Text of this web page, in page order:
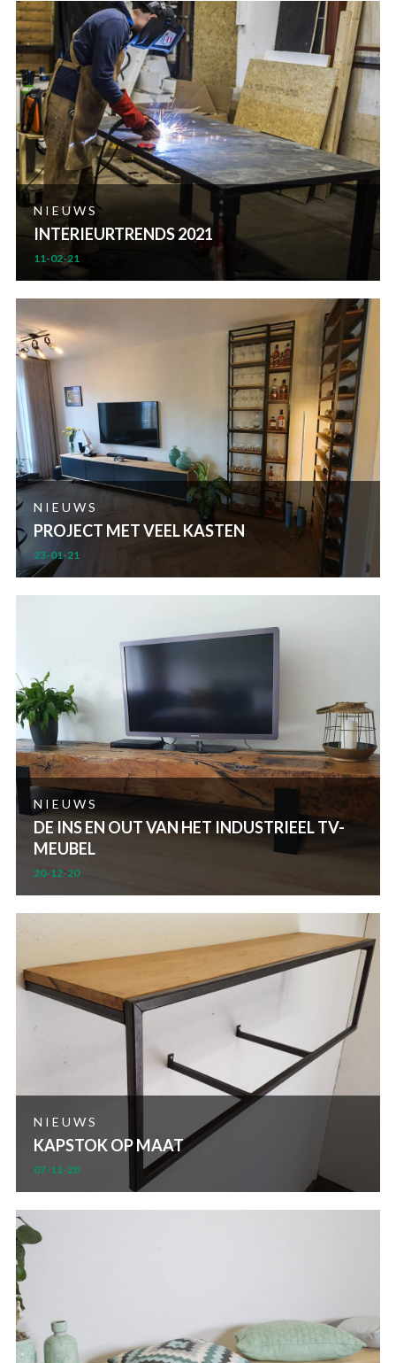
NIEUWS
INTERIEURTRENDS 2021
11-02-21
NIEUWS
PROJECT MET VEEL KASTEN
23-01-21
NIEUWS
DE INS EN OUT VAN HET INDUSTRIEEL TV-
MEUBEL
20-12-20
NIEUWS
KAPSTOK OP MAAT
07-11-20